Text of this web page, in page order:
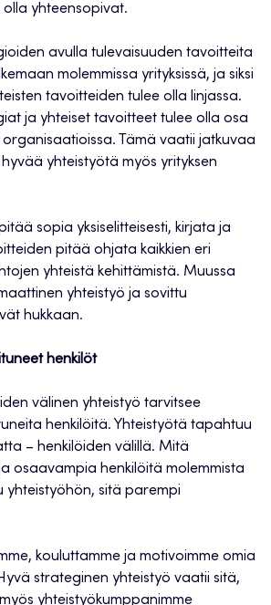
yhteensopivat.
avulla tulevaisuuden tavoitteita
molemmissa yrityksissä, ja siksi
tavoitteiden tulee olla linjassa.
ja yhteiset tavoitteet tulee olla osa
Tämä vaatii jatkuvaa
yhteistyötä myös yrityksen
sopia yksiselitteisesti, kirjata ja
pitää ohjata kaikkien eri
yhteistä kehittämistä. Muussa
yhteistyö ja sovittu
hukkaan.
henkilöt
välinen yhteistyö tarvitsee
henkilöitä. Yhteistyötä tapahtuu
– henkilöiden välillä. Mitä
osaavampia henkilöitä molemmista
yhteistyöhön, sitä parempi
kouluttamme ja motivoimme omia
strateginen yhteistyö vaatii sitä,
yhteistyökumppanimme